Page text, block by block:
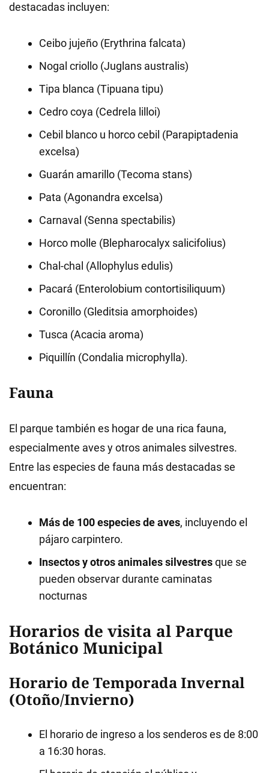
destacadas incluyen:
Ceibo jujeño (Erythrina falcata)
Nogal criollo (Juglans australis)
Tipa blanca (Tipuana tipu)
Cedro coya (Cedrela lilloi)
Cebil blanco u horco cebil (Parapiptadenia
excelsa)
Guarán amarillo (Tecoma stans)
Pata (Agonandra excelsa)
Carnaval (Senna spectabilis)
Horco molle (Blepharocalyx salicifolius)
Chal-chal (Allophylus edulis)
Pacará (Enterolobium contortisiliquum)
Coronillo (Gleditsia amorphoides)
Tusca (Acacia aroma)
Piquillín (Condalia microphylla).
Fauna
El parque también es hogar de una rica fauna,
especialmente aves y otros animales silvestres.
Entre las especies de fauna más destacadas se
encuentran:
Más de 100 especies de aves, incluyendo el
pájaro carpintero.
Insectos y otros animales silvestresque se
pueden observar durante caminatas
nocturnas
Horarios de visita al Parque
Botánico Municipal
Horario de Temporada Invernal
(Otoño/Invierno)
El horario de ingreso a los senderos es de 8:00
a 16:30 horas.